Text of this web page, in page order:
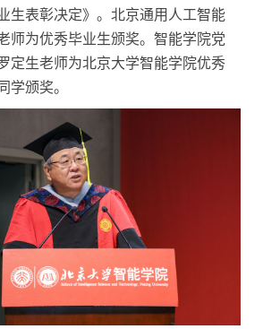
生表彰决定》。北京通用人工智能
师为优秀毕业生颁奖。智能学院党
定生老师为北京大学智能学院优秀
学颁奖。